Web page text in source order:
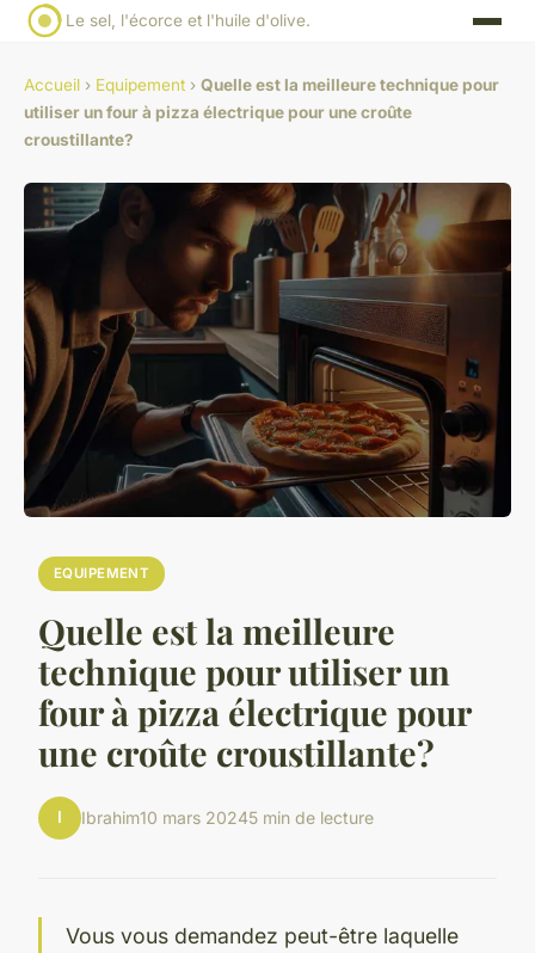
Le sel, l'écorce et l'huile d'olive.
Accueil › Equipement › Quelle est la meilleure technique pour
utiliser un four à pizza électrique pour une croûte
croustillante?
EQUIPEMENT
Quelle est la meilleure
technique pour utiliser un
four à pizza électrique pour
une croûte croustillante?
I Ibrahim10 mars 20245 min de lecture
Vous vous demandez peut-être laquelle